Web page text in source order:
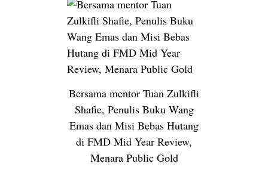
Bersama mentor Tuan Zulkifli
Shafie, Penulis Buku Wang
Emas dan Misi Bebas Hutang
di FMD Mid Year Review,
Menara Public Gold